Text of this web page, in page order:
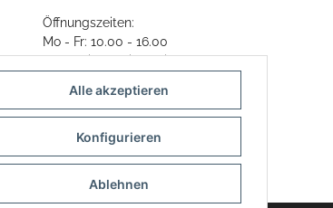
Öffnungszeiten:
Mo - Fr: 10.00 - 16.00
Oder mit Terminvereinbarung
E-Mail:info@frontlinegames.de
Alle akzeptieren
Konfigurieren
Ablehnen